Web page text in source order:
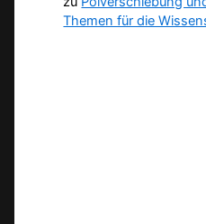
Themen für die